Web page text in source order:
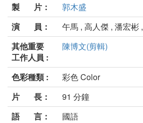
製 片：
郭木盛
演 員：
午馬 , 高人傑 , 潘宏彬 ,
其他重要
工作人員 :
陳博文(剪輯)
色彩種類 :
彩色 Color
片 長：
91 分鐘
語 言：
國語